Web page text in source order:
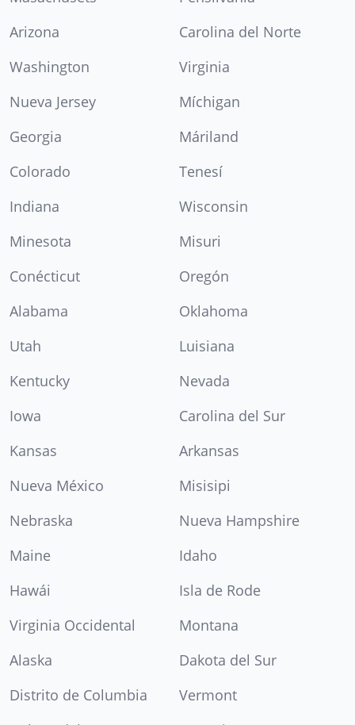
Arizona
Carolina del Norte
Washington
Virginia
Nueva Jersey
Míchigan
Georgia
Máriland
Colorado
Tenesí
Indiana
Wisconsin
Minesota
Misuri
Conécticut
Oregón
Alabama
Oklahoma
Utah
Luisiana
Kentucky
Nevada
Iowa
Carolina del Sur
Kansas
Arkansas
Nueva México
Misisipi
Nebraska
Nueva Hampshire
Maine
Idaho
Hawái
Isla de Rode
Virginia Occidental
Montana
Alaska
Dakota del Sur
Distrito de Columbia
Vermont